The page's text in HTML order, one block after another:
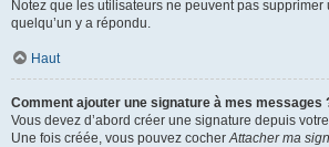
Notez que les utilisateurs ne peuvent pas
quelqu’un y a répondu.
Haut
Comment ajouter une signature à mes messages
Vous devez d’abord créer une signature depuis
Une fois créée, vous pouvez cocherAttacher ma